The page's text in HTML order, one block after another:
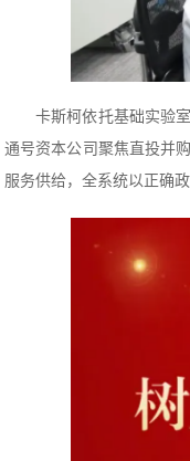
卡斯柯依托基础实验
通号资本公司聚焦直投并
服务供给，全系统以正确